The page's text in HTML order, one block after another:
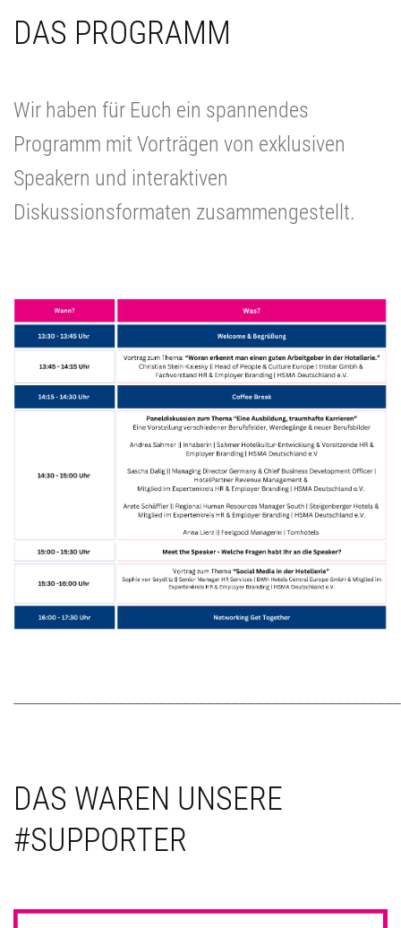
DAS PROGRAMM
Wir haben für Euch ein spannendes
Programm mit Vorträgen von exklusiven
Speakern und interaktiven
Diskussionsformaten zusammengestellt.
DAS WAREN UNSERE
#SUPPORTER